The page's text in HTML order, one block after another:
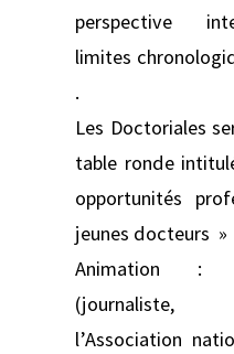
perspective
limites
.
Les Doctoriales
table ronde
opportunités
jeunes docteurs »
Animation :
(journaliste,
l’Association